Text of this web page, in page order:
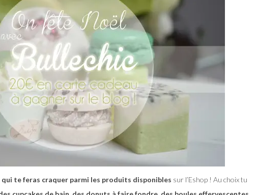
qui te feras craquer parmi les produits disponibles sur l’Eshop ! Au choix tu